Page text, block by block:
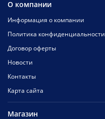
О компании
Информация о компании
Политика конфиденциальности
Договор оферты
Новости
Контакты
Карта сайта
Магазин